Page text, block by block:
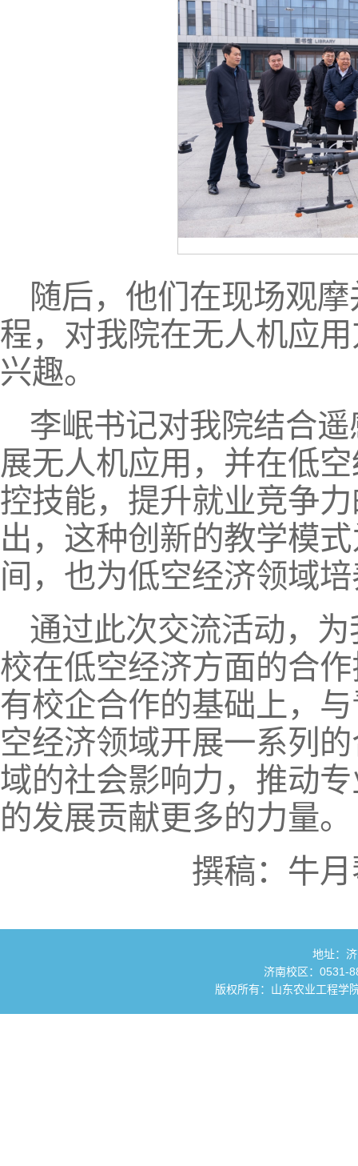
随后，他们在现场观
程，对我院在无人机应
兴趣。
李岷书记对我院结合
展无人机应用，并在低
控技能，提升就业竞争
出，这种创新的教学模
间，也为低空经济领域
通过此次交流活动，
校在低空经济方面的合
有校企合作的基础上，
空经济领域开展一系列
域的社会影响力，推动
的发展贡献更多的力量。
撰稿：牛
地址：
济南校区：0531-
版权所有：山东农业工程学